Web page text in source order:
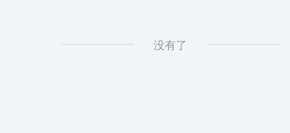
没有了